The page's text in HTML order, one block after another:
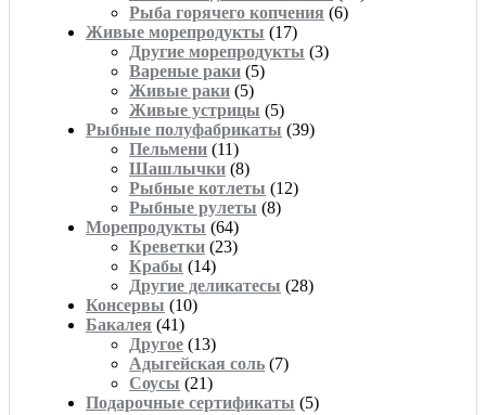
Рыба горячего копчения (6)
Живые морепродукты (17)
Другие морепродукты (3)
Вареные раки (5)
Живые раки (5)
Живые устрицы (5)
Рыбные полуфабрикаты (39)
Пельмени (11)
Шашлычки (8)
Рыбные котлеты (12)
Рыбные рулеты (8)
Морепродукты (64)
Креветки (23)
Крабы (14)
Другие деликатесы (28)
Консервы (10)
Бакалея (41)
Другое (13)
Адыгейская соль (7)
Соусы (21)
Подарочные сертификаты (5)